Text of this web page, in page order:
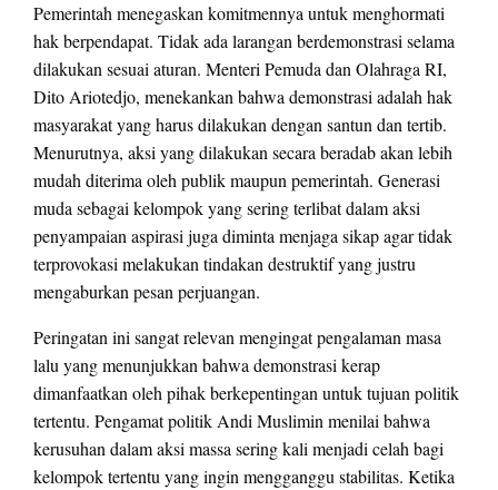
Pemerintah menegaskan komitmennya untuk menghormati
hak berpendapat. Tidak ada larangan berdemonstrasi selama
dilakukan sesuai aturan. Menteri Pemuda dan Olahraga RI,
Dito Ariotedjo, menekankan bahwa demonstrasi adalah hak
masyarakat yang harus dilakukan dengan santun dan tertib.
Menurutnya, aksi yang dilakukan secara beradab akan lebih
mudah diterima oleh publik maupun pemerintah. Generasi
muda sebagai kelompok yang sering terlibat dalam aksi
penyampaian aspirasi juga diminta menjaga sikap agar tidak
terprovokasi melakukan tindakan destruktif yang justru
mengaburkan pesan perjuangan.
Peringatan ini sangat relevan mengingat pengalaman masa
lalu yang menunjukkan bahwa demonstrasi kerap
dimanfaatkan oleh pihak berkepentingan untuk tujuan politik
tertentu. Pengamat politik Andi Muslimin menilai bahwa
kerusuhan dalam aksi massa sering kali menjadi celah bagi
kelompok tertentu yang ingin mengganggu stabilitas. Ketika